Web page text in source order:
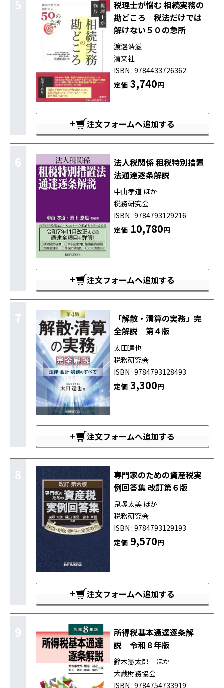
5
税理士が悩む 相続実務の
勘どころ 税法だけでは
解けない５０の急所
渡邊浩滋
清文社
ISBN : 9784433726362
定価3,740円
注文フォームへ追加する
6
法人税関係 租税特別措置
法通達逐条解説
中山孝道 ほか
税務研究会
ISBN : 9784793129216
定価10,780円
注文フォームへ追加する
7
「解散・清算の実務」完
全解説 第４版
太田達也
税務研究会
ISBN : 9784793128493
定価3,300円
注文フォームへ追加する
8
専門家のための資産税実
例回答集 改訂第６版
鬼塚太美 ほか
税務研究会
ISBN : 9784793129193
定価9,570円
注文フォームへ追加する
9
所得税基本通達逐条解
説 令和８年版
鈴木憲太郎 ほか
大蔵財務協会
ISBN : 9784754733919